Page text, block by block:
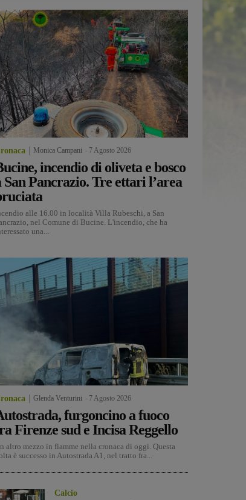
Monica Campani 7 Agosto 2026
incendio di oliveta e bosco
San Pancrazio. Tre ettari l’area
alle 16.00 in località Villa Rubeschi, a San
nel Comune di Bucine. L'incendio, che ha
una...
Glenda Venturini 7 Agosto 2026
furgoncino a fuoco
Firenze sud e Incisa Reggello
altro mezzo in fiamme nella cronaca di oggi. Questa
è successo in Autostrada A1, nel tratto fra...
Calcio